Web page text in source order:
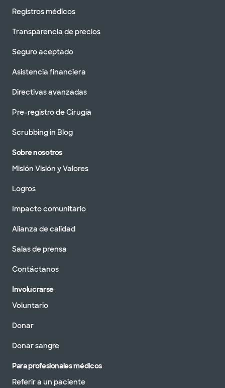
Registros médicos
Transparencia de precios
Seguro aceptado
Asistencia financiera
Directivas avanzadas
Pre-registro de Cirugía
Scrubbing in Blog
Sobre nosotros
Misión Visión y Valores
Logros
Impacto comunitario
Alianza de calidad
Salas de prensa
Contáctanos
Involucrarse
Voluntario
Donar
Donar sangre
Para profesionales médicos
Referir a un paciente